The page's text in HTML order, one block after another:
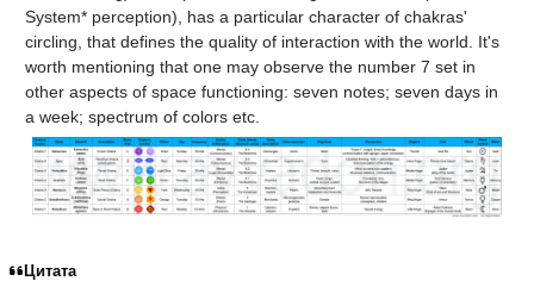
System* perception), has a particular character of chakras'
circling, that defines the quality of interaction with the world. It's
worth mentioning that one may observe the number 7 set in
other aspects of space functioning: seven notes; seven days in
a week; spectrum of colors etc.
Цитата